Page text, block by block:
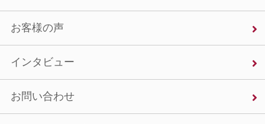
お客様の声
インタビュー
お問い合わせ